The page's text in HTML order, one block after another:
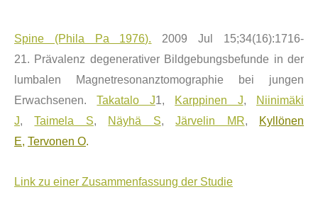
Spine (Phila Pa 1976). 2009 Jul 15;34(16):1716-
21. Prävalenz degenerativer Bildgebungsbefunde in der
lumbalen Magnetresonanztomographie bei jungen
Erwachsenen.
Takatalo J1, Karppinen J,
Niinimäki
J,Taimela S, Näyhä S,Järvelin MR, Kyllönen
E, Tervonen O.
Link zu einer Zusammenfassung der Studie